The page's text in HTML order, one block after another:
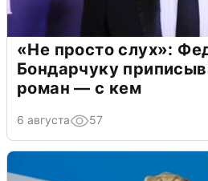
«Не просто слух»:
Бондарчуку
роман — с кем
6 августа 57